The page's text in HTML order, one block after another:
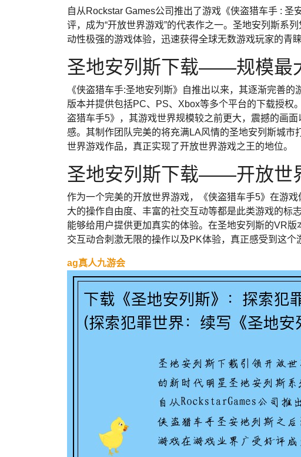
自从Rockstar Games公司推出了游戏《侠盗猎车手 :
评，成为“开放世界游戏”的代表作之一。圣地安列斯系
动性极强的游戏体验，迅速获得全球无数游戏玩家的青睐
圣地安列斯下载——规模最
《侠盗猎车手:圣地安列斯》自推出以来，其逐渐完善
版本并提供包括PC、PS、Xbox等多个平台的下载授权
盗猎车手5》，其游戏世界规模较之前更大，震撼的画
感。其制作团队完美的将充满LA风情的圣地安列斯城
世界游戏作品，真正实现了开放世界游戏之王的地位。
圣地安列斯下载——开放世
作为一个完美的开放世界游戏，《侠盗猎车手5》在游
大的操作自由度、丰富的社交互动等都是此类游戏的标
能够给用户提供更加真实的体验。在圣地安列斯的VR
交互动合刺激无限的操作以及PK体验，真正感受到这个
ag真人九游会